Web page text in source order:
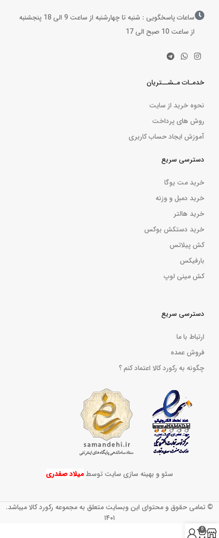
دسترسی سریع
ارتباط با ما
فروش عمده
چگونه به رکورد کالا اعتماد کنم ؟
سئو و بهینه سازی سایت توسطمیلاد صفدری
خدمـات مـشــتریان
نحوه خرید از سایت
روش های پرداخت
آموزش ایجاد حساب کاربری
دسترسی سریع
خرید مت یوگا
خرید دمبل و وزنه
خرید هالتر
خرید دستکش بوکس
کش پیلاتس
بارفیکس
کش مینی لوپ
ساعات پاسخگویی : شنبه تا چهارشنبه از ساعت 9 الی 18 پنجشنبه
از ساعت 10 صبح الی 17
© تمامی حقوق و محتوای این وبسایت متعلق به مجموعه رکورد کالا میباشد.
۱۴۰۱
0